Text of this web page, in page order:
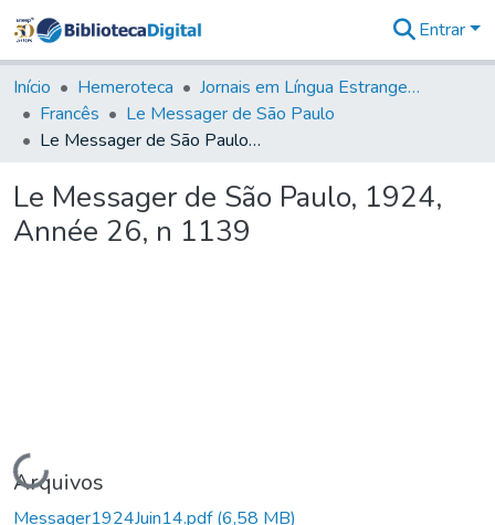
&
Coleções
Tudo na
Biblioteca
Estatísticas
Entrar
Início Hemeroteca
Jornais em Língua Estrangeira
Francês
Le Messager de São Paulo
Le Messager de São Paulo, 1924, Année 26, n 1139
Le Messager de São Paulo, 1924,
Année 26, n 1139
Carregando...
Arquivos
Messager1924Juin14.pdf(6,58 MB)